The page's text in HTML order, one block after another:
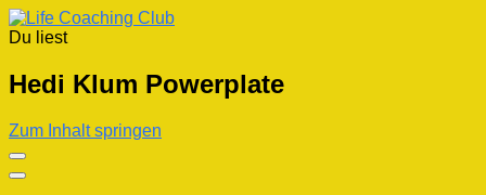
Du liest
Hedi Klum Powerplate
Zum Inhalt springen